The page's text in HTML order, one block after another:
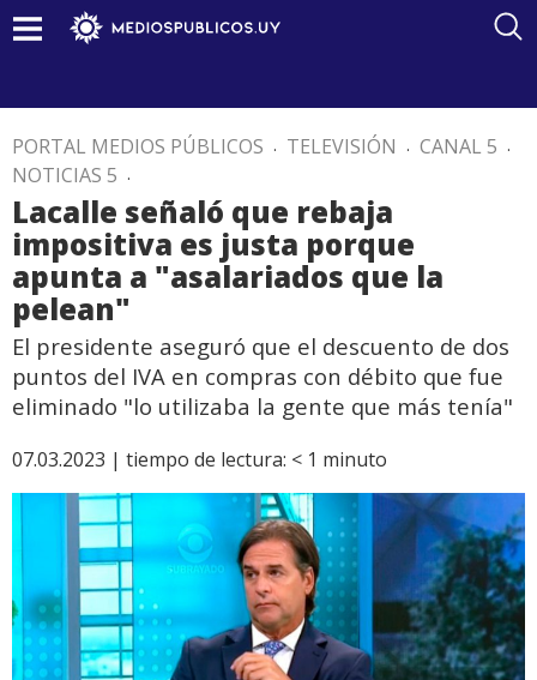
PORTAL MEDIOS PÚBLICOS . TELEVISIÓN . CANAL 5 .
NOTICIAS 5 .
Lacalle señaló que rebaja
impositiva es justa porque
apunta a "asalariados que la
pelean"
El presidente aseguró que el descuento de dos
puntos del IVA en compras con débito que fue
eliminado "lo utilizaba la gente que más tenía"
07.03.2023 | tiempo de lectura: < 1 minuto